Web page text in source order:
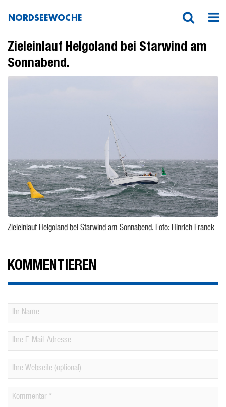
NORDSEEWOCHE
Zieleinlauf Helgoland bei Starwind am
Sonnabend.
Zieleinlauf Helgoland bei Starwind am Sonnabend. Foto: Hinrich Franck
KOMMENTIEREN